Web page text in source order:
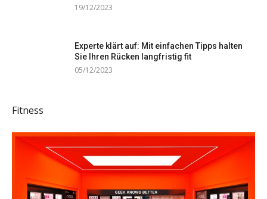
19/12/2023
Experte klärt auf: Mit einfachen Tipps halten
Sie Ihren Rücken langfristig fit
05/12/2023
Fitness